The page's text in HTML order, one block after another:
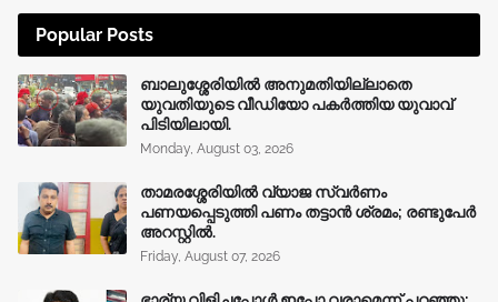
Popular Posts
ബാലുശ്ശേരിയിൽ അനുമതിയില്ലാതെ
യുവതിയുടെ വീഡിയോ പകർത്തിയ യുവാവ്
പിടിയിലായി.
Monday, August 03, 2026
താമരശ്ശേരിയിൽ വ്യാജ സ്വർണം
പണയപ്പെടുത്തി പണം തട്ടാൻ ശ്രമം; രണ്ടുപേർ
അറസ്റ്റിൽ.
Friday, August 07, 2026